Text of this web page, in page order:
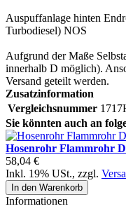
Auspuffanlage hinten
Turbodiesel) NOS
Aufgrund der Maße
innerhalb D möglich).
Versand geteilt werden.
Zusatzinformation
Vergleichsnummer
Sie könnten auch an
Hosenrohr Flammrohr
58,04 €
Inkl. 19% USt., zzgl.
In den Warenkorb
Informationen